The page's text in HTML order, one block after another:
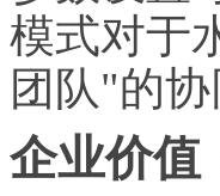
模式对于
团队"的
企业价值